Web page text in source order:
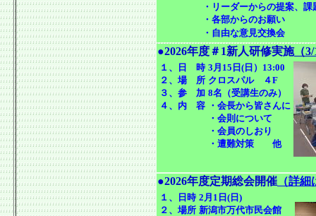
・リーダーからの提案、課
・各部からのお願い
・自由な意見交換会
●2026年度＃1新人研修実施（3/
１、日 時
２、場 所
３、参 加
４、内 容
3月15日(日）13:00
クロスパル ４F
8名（受講生のみ）
・会長から皆さんに
・会則について
・会員のしおり
・遭難対策 他
●2026年度定期総会開催 （詳
１、日時
２、場所
2月1日(日)
新潟市万代市民会館